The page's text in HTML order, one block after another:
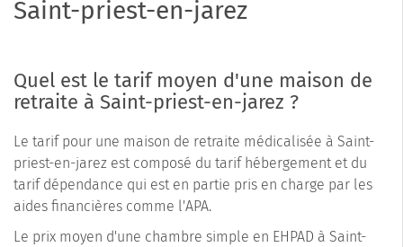
Saint-priest-en-jarez
Quel est le tarif moyen d'une maison de
retraite à Saint-priest-en-jarez ?
Le tarif pour une maison de retraite médicalisée à Saint-
priest-en-jarez est composé du tarif hébergement et du
tarif dépendance qui est en partie pris en charge par les
aides financières comme l'APA.
Le prix moyen d'une chambre simple en EHPAD à Saint-